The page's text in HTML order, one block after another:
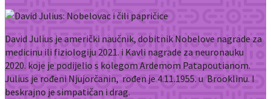
David Julius je američki naučnik, dobitnik Nobelove nagrade za
medicinu ili fiziologiju 2021. i Kavli nagrade za neuronauku
2020. koje je podijelio s kolegom Ardemom Patapoutianom.
Julius je rođeni Njujorčanin, rođen je 4.11.1955. u Brooklinu. I
beskrajno je simpatičan i drag.